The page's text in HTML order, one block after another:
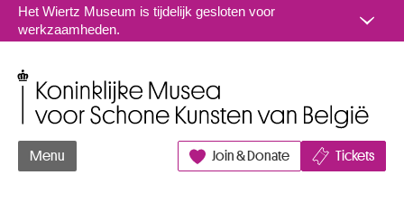
Naar inhoud
Het Wiertz Museum is tijdelijk gesloten voor
werkzaamheden.
Menu Join & Donate Tickets